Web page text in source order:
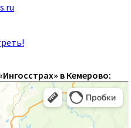
в Кемерово: